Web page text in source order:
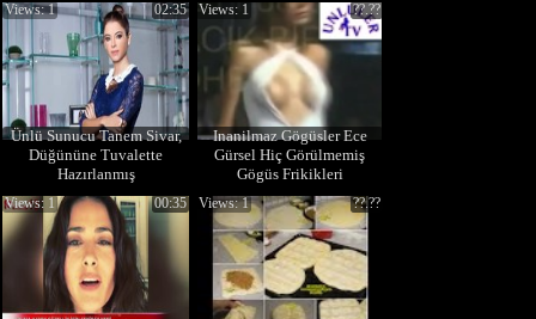
Ünlü Sunucu Tanem Sivar,
Düğününe Tuvalette
Hazırlanmış
02:35
Views: 1
Inanilmaz Gögüsler Ece
Gürsel Hiç Görülmemiş
Gögüs Frikikleri
??.??
Views: 1
00:35
Views: 1 ??.??
Views: 1